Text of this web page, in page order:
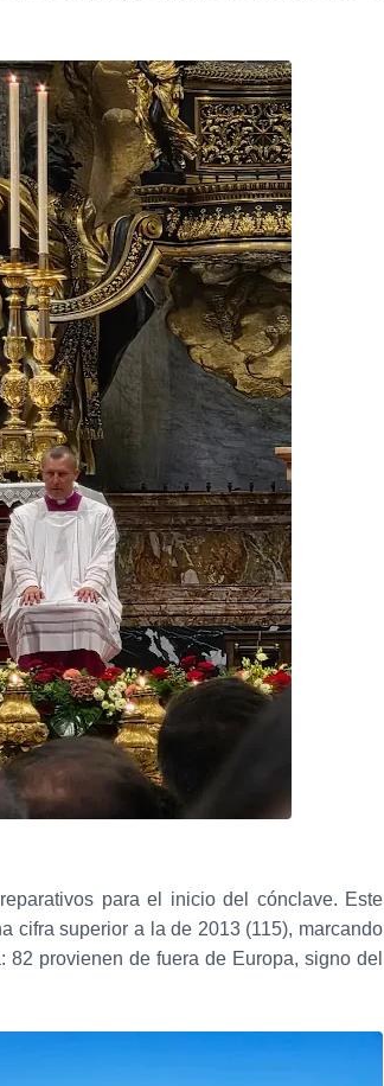
para el inicio del cónclave. Este
cifra superior a la de 2013 (115), marcando
provienen de fuera de Europa, signo del